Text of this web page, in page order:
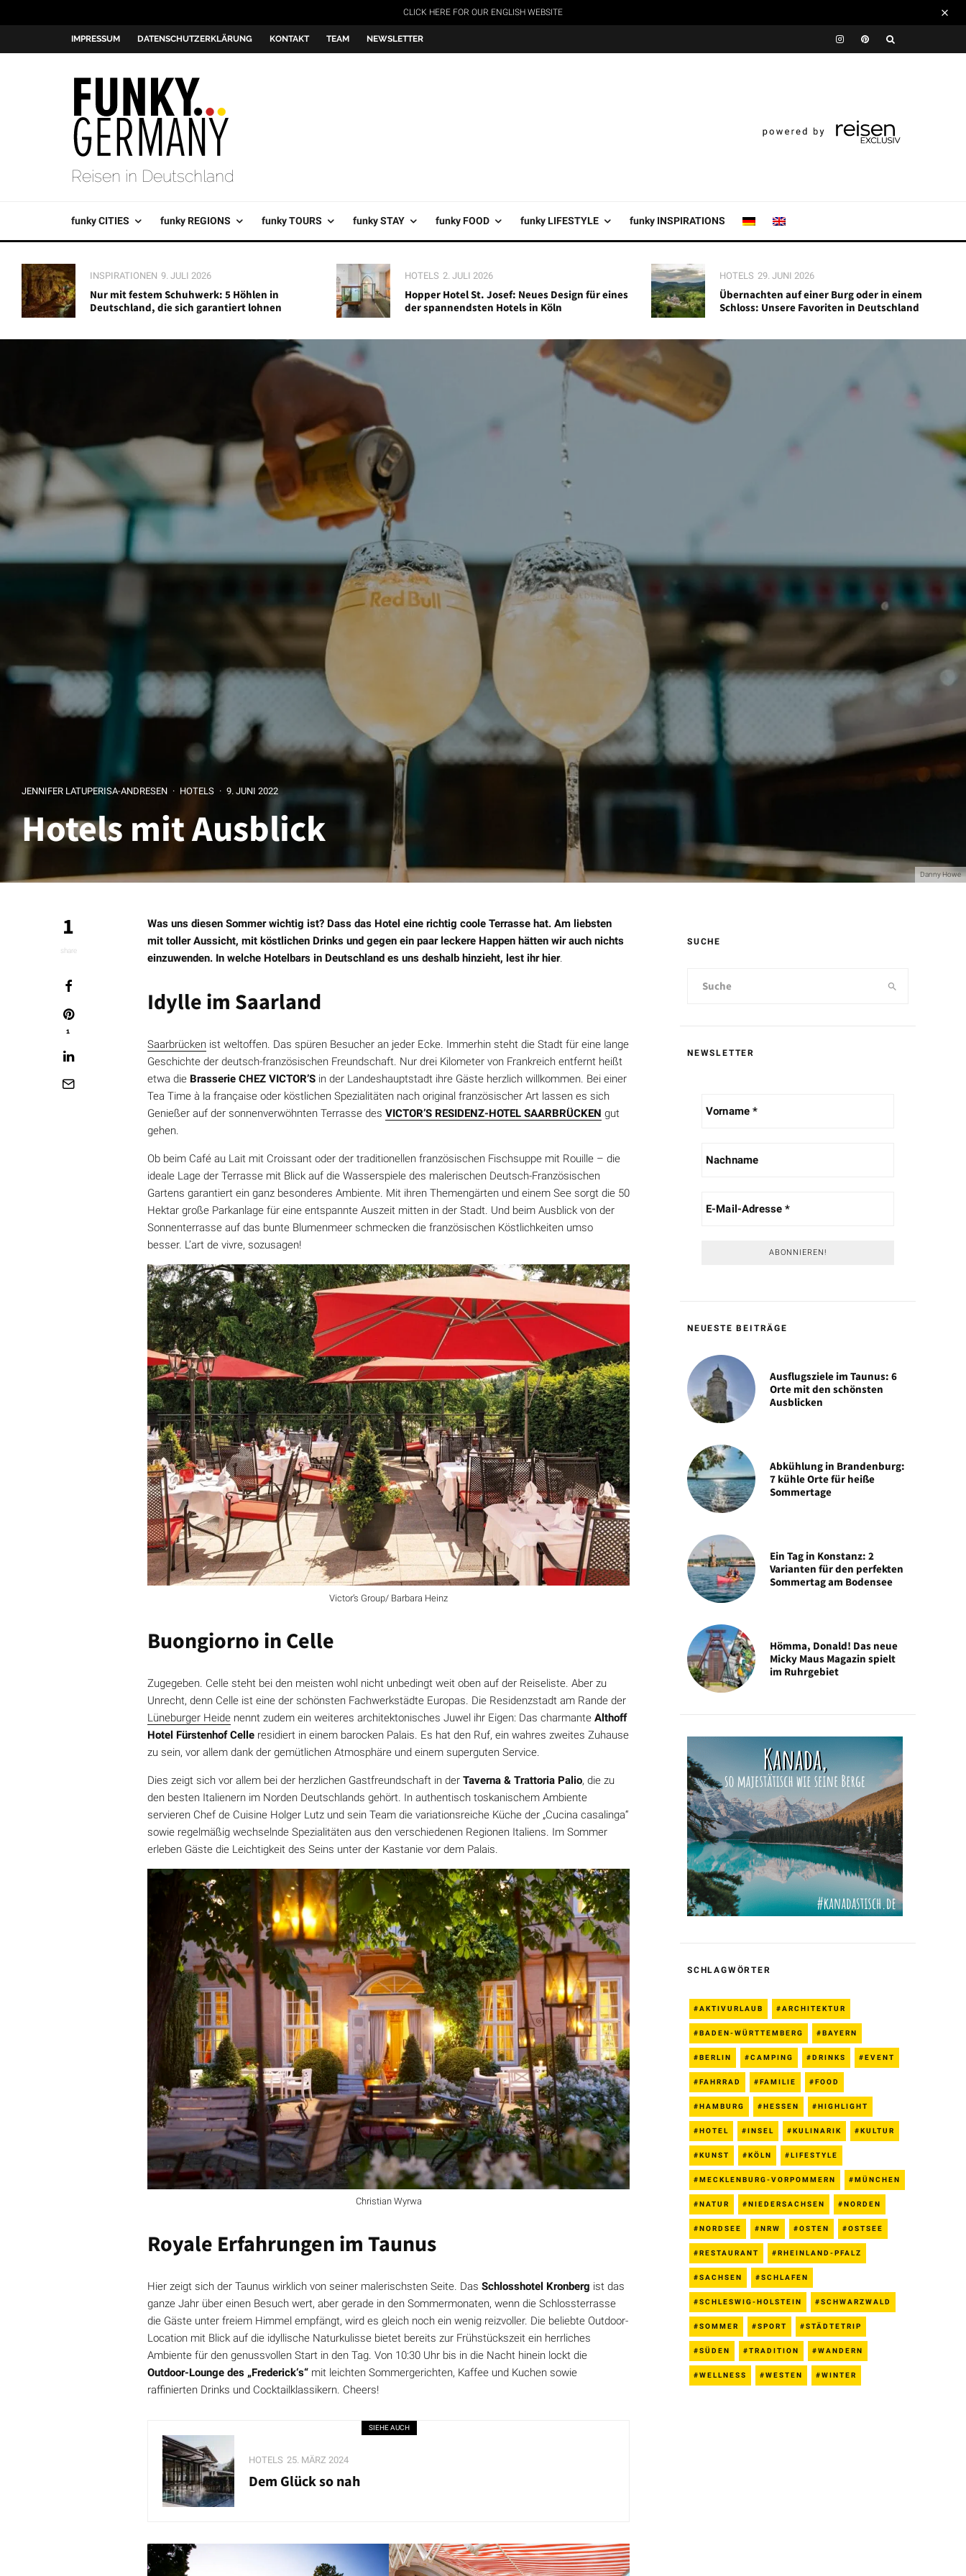
CLICK HERE FOR OUR ENGLISH WEBSITE
IMPRESSUM DATENSCHUTZERKLÄRUNG KONTAKT TEAM NEWSLETTER
Reisen in Deutschland
funky CITIES funky REGIONS funky TOURS funky STAY funky FOOD funky LIFESTYLE funky INSPIRATIONS
INSPIRATIONEN 9. JULI 2026
Nur mit festem Schuhwerk: 5 Höhlen in
Deutschland, die sich garantiert lohnen
HOTELS 2. JULI 2026
Hopper Hotel St. Josef: Neues Design für eines
der spannendsten Hotels in Köln
HOTELS 29. JUNI 2026
Übernachten auf einer Burg oder in einem
Schloss: Unsere Favoriten in Deutschland
Danny Howe
JENNIFER LATUPERISA-ANDRESEN · HOTELS · 9. JUNI 2022
Hotels mit Ausblick
1
share
1
Was uns diesen Sommer wichtig ist? Dass das Hotel eine richtig coole Terrasse hat. Am liebsten
mit toller Aussicht, mit köstlichen Drinks und gegen ein paar leckere Happen hätten wir auch nichts
einzuwenden. In welche Hotelbars in Deutschland es uns deshalb hinzieht, lest ihr hier.
Idylle im Saarland
Saarbrücken ist weltoffen. Das spüren Besucher an jeder Ecke. Immerhin steht die Stadt für eine lange
Geschichte der deutsch-französischen Freundschaft. Nur drei Kilometer von Frankreich entfernt heißt
etwa die Brasserie CHEZ VICTOR’S in der Landeshauptstadt ihre Gäste herzlich willkommen. Bei einer
Tea Time à la française oder köstlichen Spezialitäten nach original französischer Art lassen es sich
Genießer auf der sonnenverwöhnten Terrasse des VICTOR’S RESIDENZ-HOTEL SAARBRÜCKEN gut
gehen.
Ob beim Café au Lait mit Croissant oder der traditionellen französischen Fischsuppe mit Rouille – die
ideale Lage der Terrasse mit Blick auf die Wasserspiele des malerischen Deutsch-Französischen
Gartens garantiert ein ganz besonderes Ambiente. Mit ihren Themengärten und einem See sorgt die 50
Hektar große Parkanlage für eine entspannte Auszeit mitten in der Stadt. Und beim Ausblick von der
Sonnenterrasse auf das bunte Blumenmeer schmecken die französischen Köstlichkeiten umso
besser. L’art de vivre, sozusagen!
Victor’s Group/ Barbara Heinz
Buongiorno in Celle
Zugegeben. Celle steht bei den meisten wohl nicht unbedingt weit oben auf der Reiseliste. Aber zu
Unrecht, denn Celle ist eine der schönsten Fachwerkstädte Europas. Die Residenzstadt am Rande der
Lüneburger Heide nennt zudem ein weiteres architektonisches Juwel ihr Eigen: Das charmante Althoff
Hotel Fürstenhof Celle residiert in einem barocken Palais. Es hat den Ruf, ein wahres zweites Zuhause
zu sein, vor allem dank der gemütlichen Atmosphäre und einem superguten Service.
Dies zeigt sich vor allem bei der herzlichen Gastfreundschaft in der Taverna & Trattoria Palio, die zu
den besten Italienern im Norden Deutschlands gehört. In authentisch toskanischem Ambiente
servieren Chef de Cuisine Holger Lutz und sein Team die variationsreiche Küche der „Cucina casalinga“
sowie regelmäßig wechselnde Spezialitäten aus den verschiedenen Regionen Italiens. Im Sommer
erleben Gäste die Leichtigkeit des Seins unter der Kastanie vor dem Palais.
Christian Wyrwa
Royale Erfahrungen im Taunus
Hier zeigt sich der Taunus wirklich von seiner malerischsten Seite. Das Schlosshotel Kronberg ist das
ganze Jahr über einen Besuch wert, aber gerade in den Sommermonaten, wenn die Schlossterrasse
die Gäste unter freiem Himmel empfängt, wird es gleich noch ein wenig reizvoller. Die beliebte Outdoor-
Location mit Blick auf die idyllische Naturkulisse bietet bereits zur Frühstückszeit ein herrliches
Ambiente für den genussvollen Start in den Tag. Von 10:30 Uhr bis in die Nacht hinein lockt die
Outdoor-Lounge des „Frederick‘s“ mit leichten Sommergerichten, Kaffee und Kuchen sowie
raffinierten Drinks und Cocktailklassikern. Cheers!
SIEHE AUCH
HOTELS 25. MÄRZ 2024
Dem Glück so nah
SUCHE
NEWSLETTER
NEUESTE BEITRÄGE
Ausflugsziele im Taunus: 6
Orte mit den schönsten
Ausblicken
Abkühlung in Brandenburg:
7 kühle Orte für heiße
Sommertage
Ein Tag in Konstanz: 2
Varianten für den perfekten
Sommertag am Bodensee
Hömma, Donald! Das neue
Micky Maus Magazin spielt
im Ruhrgebiet
SCHLAGWÖRTER
AKTIVURLAUB ARCHITEKTUR
BADEN-WÜRTTEMBERG BAYERN
BERLIN CAMPING DRINKS EVENT
FAHRRAD FAMILIE FOOD
HAMBURG HESSEN HIGHLIGHT
HOTEL INSEL KULINARIK KULTUR
KUNST KÖLN LIFESTYLE
MECKLENBURG-VORPOMMERN MÜNCHEN
NATUR NIEDERSACHSEN NORDEN
NORDSEE NRW OSTEN OSTSEE
RESTAURANT RHEINLAND-PFALZ
SACHSEN SCHLAFEN
SCHLESWIG-HOLSTEIN SCHWARZWALD
SOMMER SPORT STÄDTETRIP
SÜDEN TRADITION WANDERN
WELLNESS WESTEN WINTER